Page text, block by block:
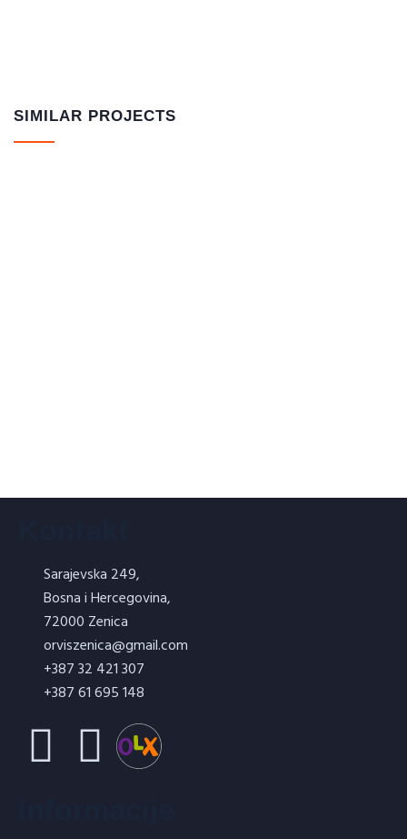
SIMILAR PROJECTS
FERBET PRAJMER
Sarajevska 249,
Bosna i Hercegovina,
72000 Zenica
orviszenica@gmail.com
+387 32 421 307
+387 61 695 148